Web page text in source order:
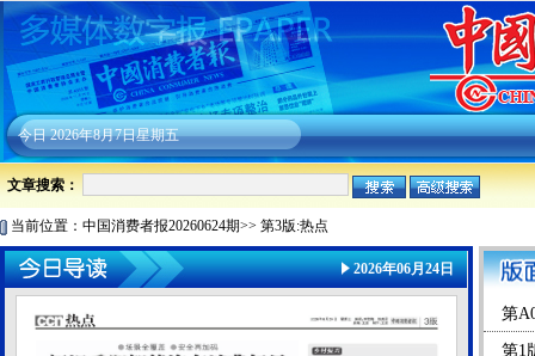
今日2026年8月7日星期五
文章搜索：
当前位置： 中国消费者报20260624期>> 第3版:热点
2026年06月24日
第
第1